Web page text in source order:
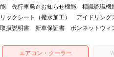
能 先行車発進お知らせ機能 標識認識
リックシート（撥水加工） アイドリン
取扱説明書 新車保証書 ボンネットウィ
エアコン・クーラー